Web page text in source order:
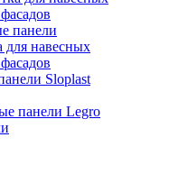
панели
для навесных
Sloplast
панели Legro